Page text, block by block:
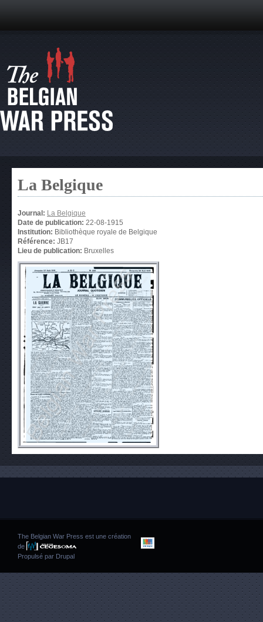
La Belgique
Journal: La Belgique
Date de publication: 22-08-1915
Institution: Bibliothèque royale de Belgique
Référence: JB17
Lieu de publication: Bruxelles
The Belgian War Press est une création
de
Propulsé par Drupal